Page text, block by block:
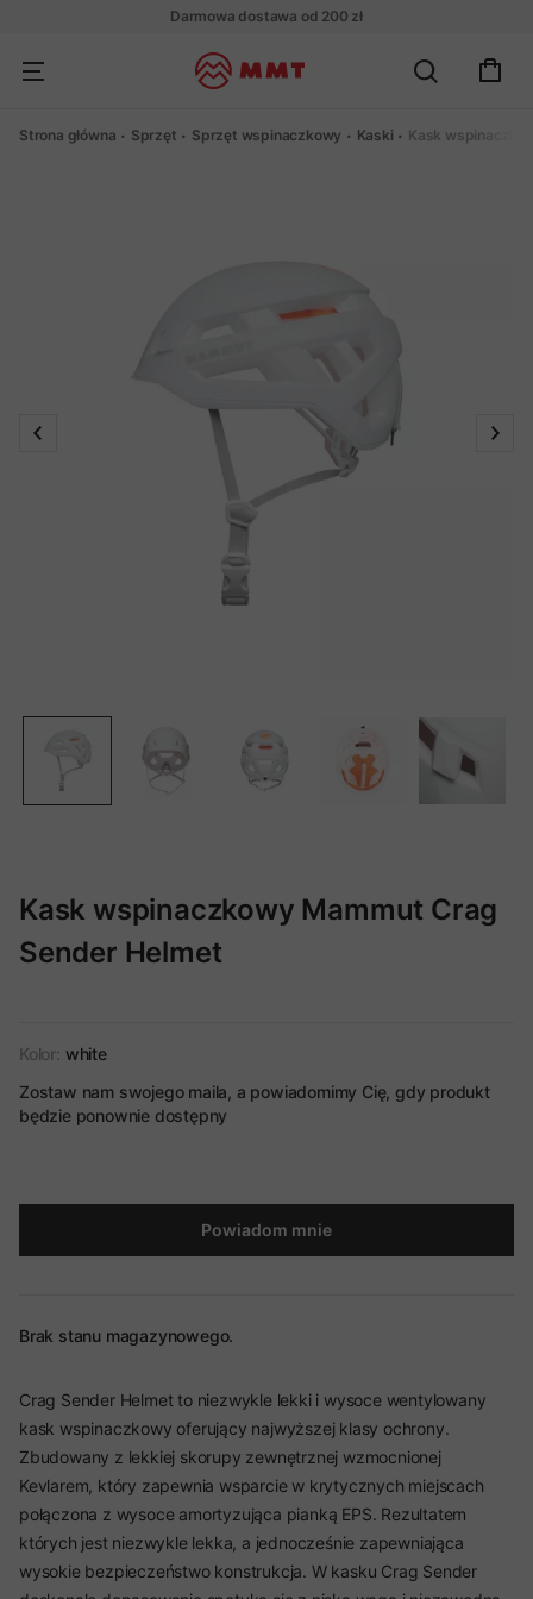
Darmowa dostawa od 200 zł
Strona główna Sprzęt Sprzęt wspinaczkowy Kaski Kask
Kask wspinaczkowy Mammut Crag
Sender Helmet
Kolor: white
Zostaw nam swojego maila, a powiadomimy Cię, gdy produkt
będzie ponownie dostępny
Powiadom mnie
Brak stanu magazynowego.
Crag Sender Helmet to niezwykle lekki i wysoce wentylowany
kask wspinaczkowy oferujący najwyższej klasy ochrony.
Zbudowany z lekkiej skorupy zewnętrznej wzmocnionej
Kevlarem, który zapewnia wsparcie w krytycznych miejscach
połączona z wysoce amortyzująca pianką EPS. Rezultatem
których jest niezwykle lekka, a jednocześnie zapewniająca
wysokie bezpieczeństwo konstrukcja. W kasku Crag Sender